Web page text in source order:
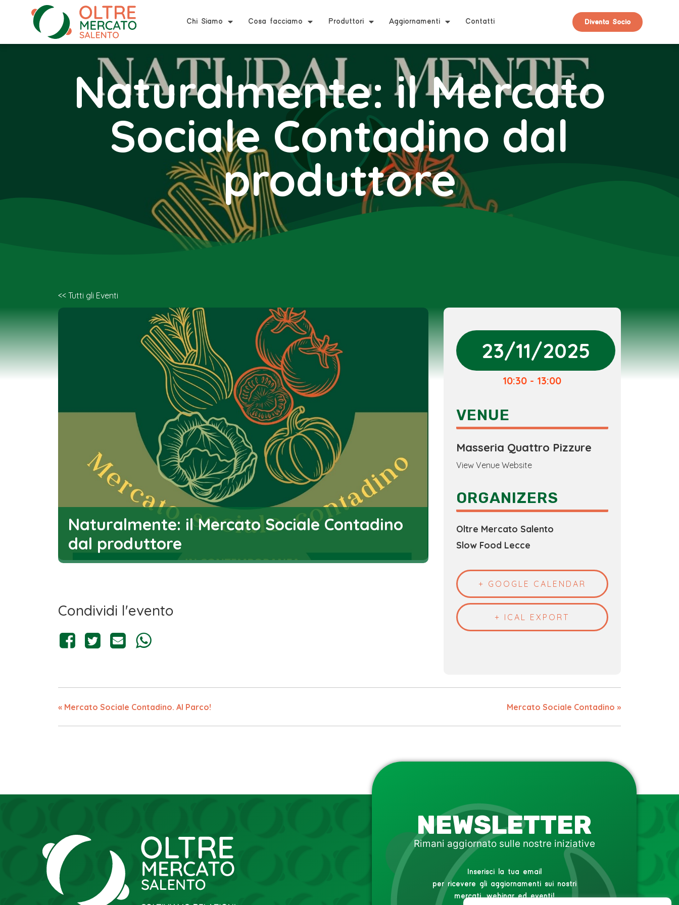
Chi Siamo Cosa facciamo Produttori Aggiornamenti Contatti Diventa Socio
Naturalmente: il Mercato
Sociale Contadino dal
produttore
<< Tutti gli Eventi
Naturalmente: il Mercato Sociale Contadino
dal produttore
Condividi l'evento
23/11/2025
10:30 - 13:00
VENUE
Masseria Quattro Pizzure
View Venue Website
ORGANIZERS
Oltre Mercato Salento
Slow Food Lecce
+ GOOGLE CALENDAR
+ ICAL EXPORT
« Mercato Sociale Contadino. Al Parco! Mercato Sociale Contadino »
NEWSLETTER
Rimani aggiornato sulle nostre iniziative
Inserisci la tua email
per ricevere gli aggiornamenti sui nostri
mercati, webinar ed eventi!